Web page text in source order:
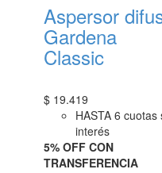
Aspersor
Gardena
Classic
$ 19.419
HASTA 6 cuotas
interés
5% OFF CON
TRANSFERENCIA